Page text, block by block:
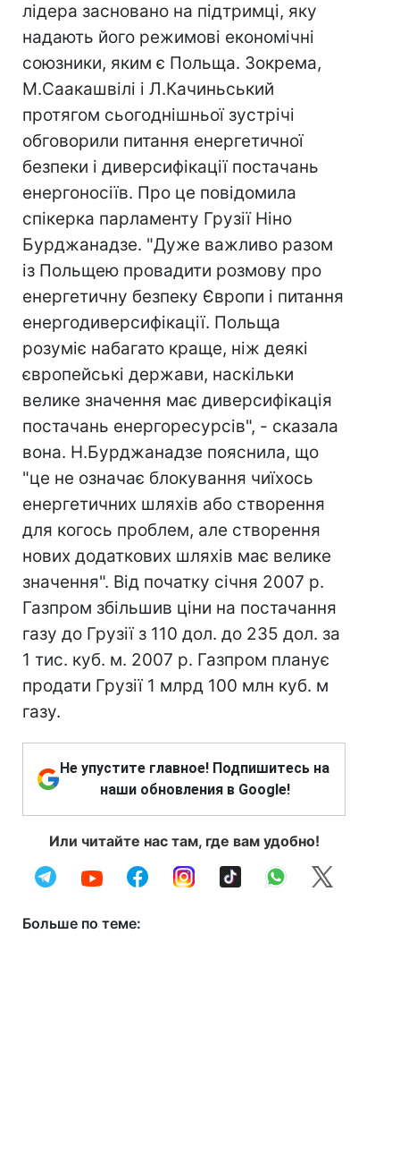
лідера засновано на підтримці, яку
надають його режимові економічні
союзники, яким є Польща. Зокрема,
М.Саакашвілі і Л.Качиньський
протягом сьогоднішньої зустрічі
обговорили питання енергетичної
безпеки і диверсифікації постачань
енергоносіїв. Про це повідомила
спікерка парламенту Грузії Ніно
Бурджанадзе. "Дуже важливо разом
із Польщею провадити розмову про
енергетичну безпеку Європи і питання
енергодиверсифікації. Польща
розуміє набагато краще, ніж деякі
європейські держави, наскільки
велике значення має диверсифікація
постачань енергоресурсів", - сказала
вона. Н.Бурджанадзе пояснила, що
"це не означає блокування чиїхось
енергетичних шляхів або створення
для когось проблем, але створення
нових додаткових шляхів має велике
значення". Від початку січня 2007 р.
Газпром збільшив ціни на постачання
газу до Грузії з 110 дол. до 235 дол. за
1 тис. куб. м. 2007 р. Газпром планує
продати Грузії 1 млрд 100 млн куб. м
газу.
Не упустите главное! Подпишитесь на
наши обновления в Google!
Или читайте нас там, где вам удобно!
Больше по теме: